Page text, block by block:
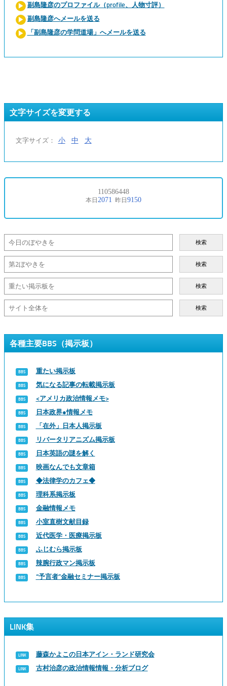
副島隆彦のプロファイル（profile、人物寸評）
副島隆彦へメールを送る
「副島隆彦の学問道場」へメールを送る
文字サイズを変更する
文字サイズ： 小 中 大
検索
検索
検索
検索
各種主要BBS（掲示板）
重たい掲示板
気になる記事の転載掲示板
<アメリカ政治情報メモ>
日本政界●情報メモ
「在外」日本人掲示板
リバータリアニズム掲示板
日本英語の謎を解く
映画なんでも文章箱
◆法律学のカフェ◆
理科系掲示板
金融情報メモ
小室直樹文献目録
近代医学・医療掲示板
ふじむら掲示板
辣腕行政マン掲示板
“予言者”金融セミナー掲示板
LINK集
藤森かよこの日本アイン・ランド研究会
古村治彦の政治情報情報・分析ブログ